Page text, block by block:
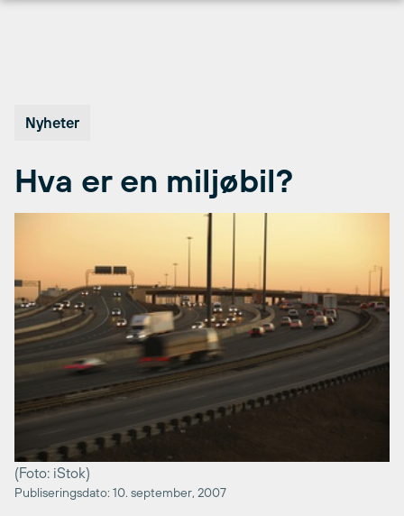
Nyheter
Hva er en miljøbil?
(Foto: iStok)
Publiseringsdato: 10. september, 2007